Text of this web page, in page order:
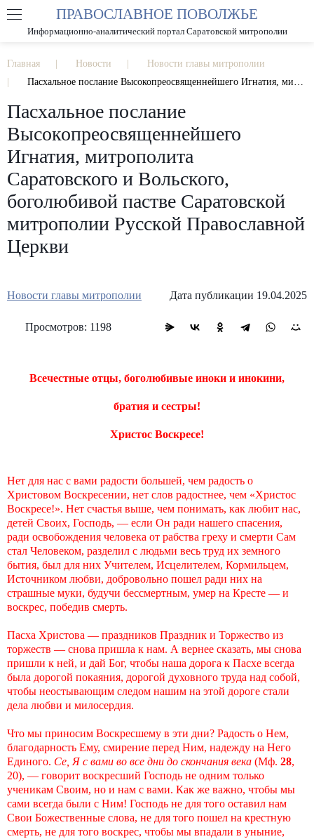
РАЗМЕР ШРИФТА А А
ПРАВОСЛАВНОЕ ПОВОЛЖЬЕ
Информационно-аналитический портал Саратовской митрополии
Главная Новости
Новости главы митрополии
Пасхальное послание Высокопреосвященнейшего Игнатия, митрополита Саратовского и Вольского, боголюбивой пастве Саратовской митрополии Русской Православной Церкви
Пасхальное послание
Высокопреосвященнейшего
Игнатия, митрополита
Саратовского и Вольского,
боголюбивой пастве Саратовской
митрополии Русской Православной
Церкви
Новости главы митрополии Дата публикации 19.04.2025
Просмотров: 1198
Всечестные отцы, боголюбивые иноки и инокини,
братия и сестры!
Христос Воскресе!
Нет для нас с вами радости большей, чем радость о
Христовом Воскресении, нет слов радостнее, чем «Христос
Воскресе!». Нет счастья выше, чем понимать, как любит нас,
детей Своих, Господь, — если Он ради нашего спасения,
ради освобождения человека от рабства греху и смерти Сам
стал Человеком, разделил с людьми весь труд их земного
бытия, был для них Учителем, Исцелителем, Кормильцем,
Источником любви, добровольно пошел ради них на
страшные муки, будучи бессмертным, умер на Кресте — и
воскрес, победив смерть.
Пасха Христова — праздников Праздник и Торжество из
торжеств — снова пришла к нам. А вернее сказать, мы снова
пришли к ней, и дай Бог, чтобы наша дорога к Пасхе всегда
была дорогой покаяния, дорогой духовного труда над собой,
чтобы неостывающим следом нашим на этой дороге стали
дела любви и милосердия.
Что мы приносим Воскресшему в эти дни? Радость о Нем,
благодарность Ему, смирение перед Ним, надежду на Него
Единого. Се, Я с вами во все дни до скончания века (Мф. 28,
20), — говорит воскресший Господь не одним только
ученикам Своим, но и нам с вами. Как же важно, чтобы мы
сами всегда были с Ним! Господь не для того оставил нам
Свои Божественные слова, не для того пошел на крестную
смерть, не для того воскрес, чтобы мы впадали в уныние,